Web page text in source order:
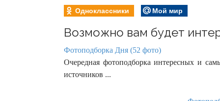
Одноклассники Мой мир
Возможно вам будет
Фотоподборка Дня (52 фото)
Очередная фотоподборка интересных и
источников ...